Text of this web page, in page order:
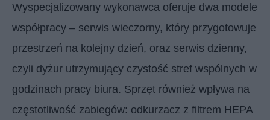
Wyspecjalizowany wykonawca oferuje dwa modele
współpracy – serwis wieczorny, który przygotowuje
przestrzeń na kolejny dzień, oraz serwis dzienny,
czyli dyżur utrzymujący czystość stref wspólnych w
godzinach pracy biura. Sprzęt również wpływa na
częstotliwość zabiegów: odkurzacz z filtrem HEPA